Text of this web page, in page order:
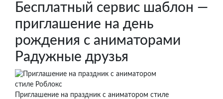
Бесплатный сервис шаблон —
приглашение на день
рождения с аниматорами
Радужные друзья
Приглашение на праздник с аниматором стиле